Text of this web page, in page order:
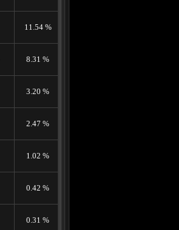
11.54 %
8.31 %
3.20 %
2.47 %
1.02 %
0.42 %
0.31 %